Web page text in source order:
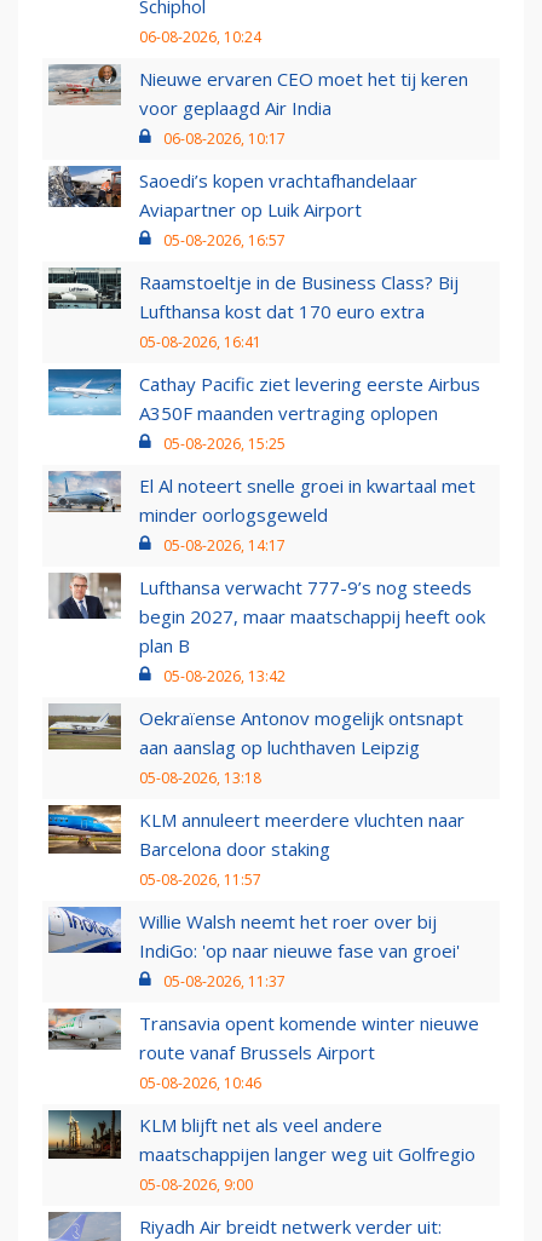
Schiphol
06-08-2026, 10:24
Nieuwe ervaren CEO moet het tij keren
voor geplaagd Air India
06-08-2026, 10:17
Saoedi’s kopen vrachtafhandelaar
Aviapartner op Luik Airport
05-08-2026, 16:57
Raamstoeltje in de Business Class? Bij
Lufthansa kost dat 170 euro extra
05-08-2026, 16:41
Cathay Pacific ziet levering eerste Airbus
A350F maanden vertraging oplopen
05-08-2026, 15:25
El Al noteert snelle groei in kwartaal met
minder oorlogsgeweld
05-08-2026, 14:17
Lufthansa verwacht 777-9’s nog steeds
begin 2027, maar maatschappij heeft ook
plan B
05-08-2026, 13:42
Oekraïense Antonov mogelijk ontsnapt
aan aanslag op luchthaven Leipzig
05-08-2026, 13:18
KLM annuleert meerdere vluchten naar
Barcelona door staking
05-08-2026, 11:57
Willie Walsh neemt het roer over bij
IndiGo: 'op naar nieuwe fase van groei'
05-08-2026, 11:37
Transavia opent komende winter nieuwe
route vanaf Brussels Airport
05-08-2026, 10:46
KLM blijft net als veel andere
maatschappijen langer weg uit Golfregio
05-08-2026, 9:00
Riyadh Air breidt netwerk verder uit: